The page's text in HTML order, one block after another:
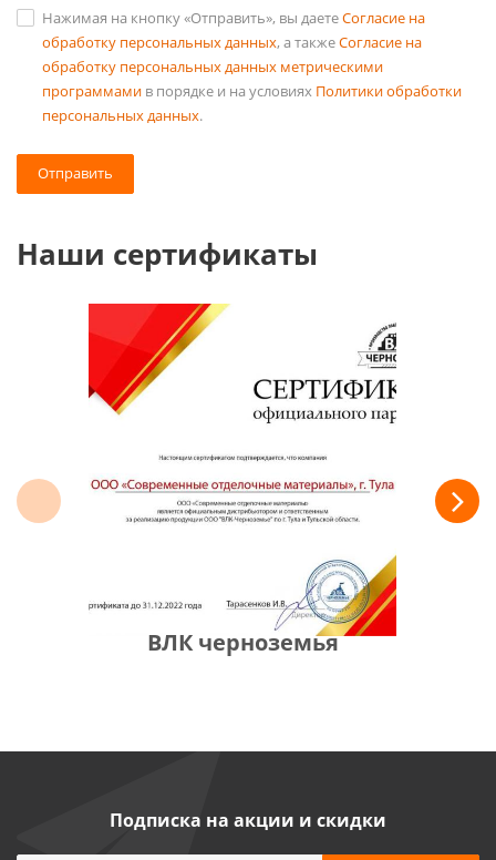
Нажимая на кнопку «Отправить», вы даетеСогласие на
обработку персональных данных, а такжеСогласие на
обработку персональных данных метрическими
программами в порядке и на условиях Политики обработки
персональных данных.
Отправить
Наши сертификаты
ВЛК черноземья
Подписка на акции и скидки